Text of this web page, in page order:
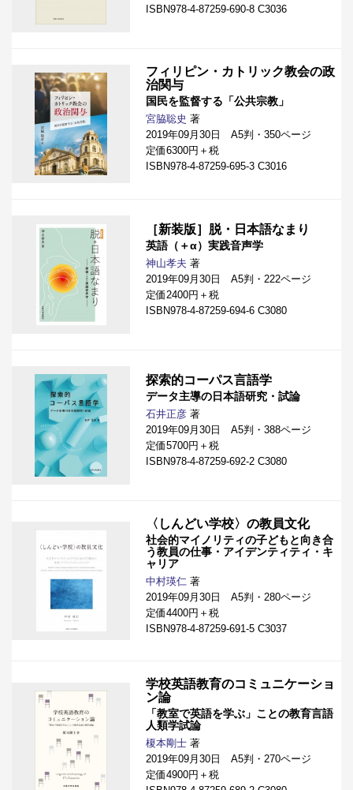
ISBN978-4-87259-690-8 C3036
フィリピン・カトリック教会の政
治関与
国民を監督する「公共宗教」
宮脇聡史 著
2019年09月30日 A5判・350ページ
定価6300円＋税
ISBN978-4-87259-695-3 C3016
［新装版］脱・日本語なまり
英語（＋α）実践音声学
神山孝夫 著
2019年09月30日 A5判・222ページ
定価2400円＋税
ISBN978-4-87259-694-6 C3080
探索的コーパス言語学
データ主導の日本語研究・試論
石井正彦 著
2019年09月30日 A5判・388ページ
定価5700円＋税
ISBN978-4-87259-692-2 C3080
〈しんどい学校〉の教員文化
社会的マイノリティの子どもと向き合
う教員の仕事・アイデンティティ・キ
ャリア
中村瑛仁 著
2019年09月30日 A5判・280ページ
定価4400円＋税
ISBN978-4-87259-691-5 C3037
学校英語教育のコミュニケーショ
ン論
「教室で英語を学ぶ」ことの教育言語
人類学試論
榎本剛士 著
2019年09月30日 A5判・270ページ
定価4900円＋税